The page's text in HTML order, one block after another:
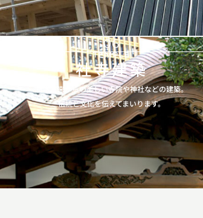
06
TEMPLE
社寺建築
日本古来からの美しい寺院や神社などの建築。
伝統と文化を伝えてまいります。